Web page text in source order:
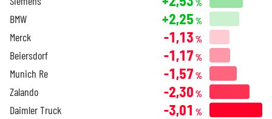
%
BMW +2,25 %
Merck -1,13 %
Beiersdorf -1,17 %
Munich Re -1,57 %
Zalando -2,30 %
Daimler Truck -3,01 %